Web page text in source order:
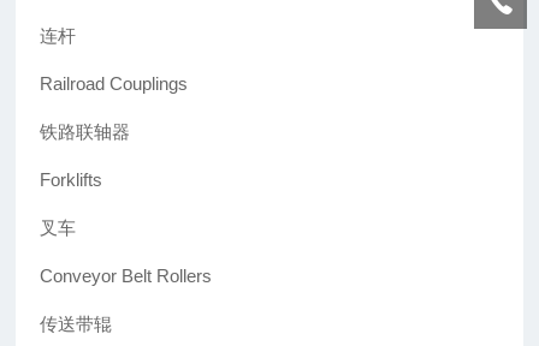
连杆
Railroad Couplings
铁路联轴器
Forklifts
叉车
Conveyor Belt Rollers
传送带辊